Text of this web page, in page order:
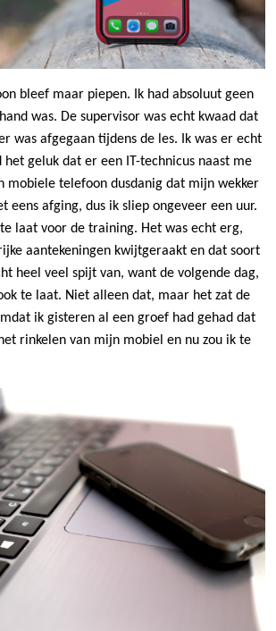
bleef maar piepen. Ik had absoluut geen
was. De supervisor was echt kwaad dat
was afgegaan tijdens de les. Ik was er echt
geluk dat er een IT-technicus naast me
mobiele telefoon dusdanig dat mijn wekker
eens afging, dus ik sliep ongeveer een uur.
laat voor de training. Het was echt erg,
aantekeningen kwijtgeraakt en dat soort
heel veel spijt van, want de volgende dag,
te laat. Niet alleen dat, maar het zat de
ik gisteren al een groef had gehad dat
rinkelen van mijn mobiel en nu zou ik te